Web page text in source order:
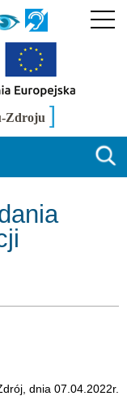
Zdroju ]
dnia 07.04.2022r.